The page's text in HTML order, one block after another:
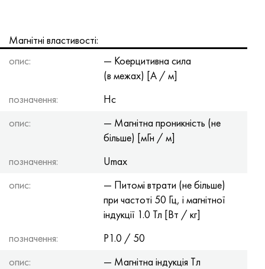
Магнітні властивості:
опис:
— Коерцитивна сила
(в межах) [А / м]
позначення:
Hc
опис:
— Магнітна проникність (не
більше) [мГн / м]
позначення:
Umax
опис:
— Питомі втрати (не більше)
при частоті 50 Гц, і магнітної
індукції 1.0 Тл [Вт / кг]
позначення:
P1.0 / 50
опис:
— Магнітна індукція Tл